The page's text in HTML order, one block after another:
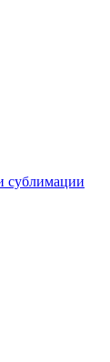
сублимации